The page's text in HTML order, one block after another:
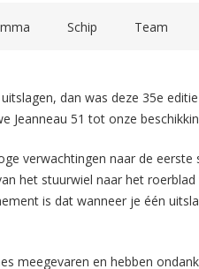
Schip Team
dan was deze 35e
Jeanneau 51 tot onze
verwachtingen naar de
het stuurwiel naar het
is dat wanneer je één
meegevaren en hebben